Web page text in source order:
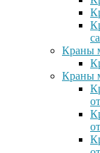
Краны
Краны